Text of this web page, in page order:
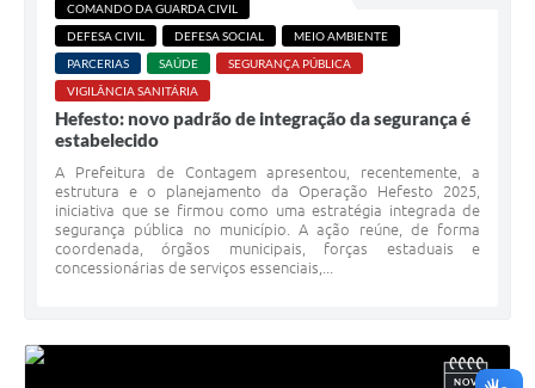
COMANDO DA GUARDA CIVIL
DEFESA CIVIL
DEFESA SOCIAL
MEIO AMBIENTE
PARCERIAS
SAÚDE
SEGURANÇA PÚBLICA
VIGILÂNCIA SANITÁRIA
Hefesto: novo padrão de integração da segurança é
estabelecido
A Prefeitura de Contagem apresentou, recentemente, a
estrutura e o planejamento da Operação Hefesto 2025,
iniciativa que se firmou como uma estratégia integrada de
segurança pública no município. A ação reúne, de forma
coordenada, órgãos municipais, forças estaduais e
concessionárias de serviços essenciais,...
NOV